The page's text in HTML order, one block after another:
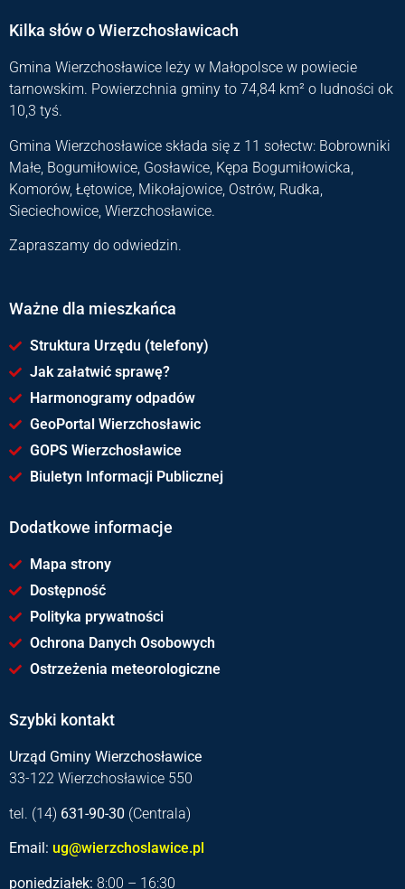
Kilka słów o Wierzchosławicach
Gmina Wierzchosławice leży w Małopolsce w powiecie
tarnowskim. Powierzchnia gminy to 74,84 km² o ludności ok
10,3 tyś.
Gmina Wierzchosławice składa się z 11 sołectw: Bobrowniki
Małe, Bogumiłowice, Gosławice, Kępa Bogumiłowicka,
Komorów, Łętowice, Mikołajowice, Ostrów, Rudka,
Sieciechowice, Wierzchosławice.
Zapraszamy do odwiedzin.
Ważne dla mieszkańca
Struktura Urzędu (telefony)
Jak załatwić sprawę?
Harmonogramy odpadów
GeoPortal Wierzchosławic
GOPS Wierzchosławice
Biuletyn Informacji Publicznej
Dodatkowe informacje
Mapa strony
Dostępność
Polityka prywatności
Ochrona Danych Osobowych
Ostrzeżenia meteorologiczne
Szybki kontakt
Urząd Gminy Wierzchosławice
33-122 Wierzchosławice 550
tel. (14) 631-90-30 (Centrala)
Email: ug@wierzchoslawice.pl
poniedziałek: 8:00 – 16:30